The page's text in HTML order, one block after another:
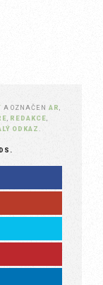
A OZNAČEN AR
REDAKCE
ODKAZ